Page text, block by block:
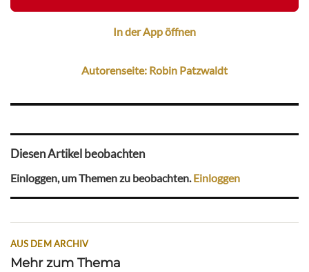
In der App öffnen
Autorenseite: Robin Patzwaldt
Diesen Artikel beobachten
Einloggen, um Themen zu beobachten.Einloggen
AUS DEM ARCHIV
Mehr zum Thema